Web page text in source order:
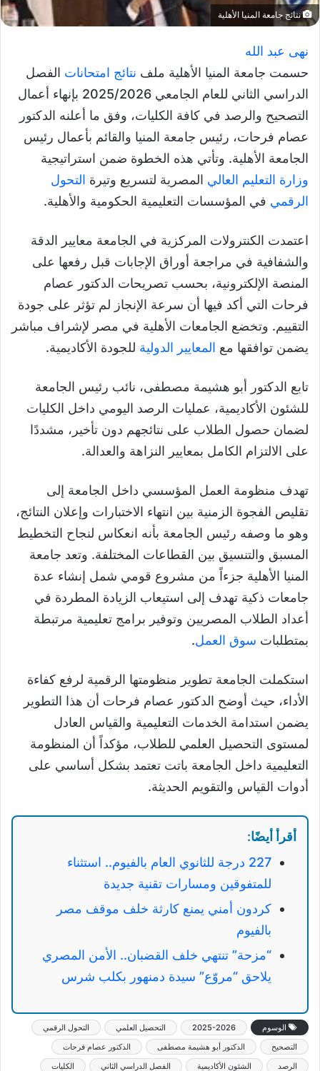
نتائج جامعة المنيا الأهلية
نهى عبد الله
حسمت جامعة المنيا الأهلية ملف نتائج امتحانات الفصل
الدراسي الثاني للعام الجامعي 2025/2026 بإنهاء أعمال
التصحيح والرصد في كافة الكليات، وفق ما أعلنه الدكتور
عصام فرحات، رئيس جامعة المنيا والقائم بأعمال رئيس
الجامعة الأهلية. وتأتي هذه الخطوة ضمن استراتيجية
وزارة التعليم العالي المصرية لتسريع وتيرة التحول
الرقمي في المؤسسات التعليمية الحكومية والأهلية.
اعتمدت الكنترولات المركزية في الجامعة معايير الدقة
والشفافية في مراجعة أوراق الإجابات قبل رفعها على
المنصة الإلكترونية، بحسب تصريحات الدكتور عصام
فرحات التي أكد فيها أن سرعة الإنجاز لم تؤثر على جودة
التقييم. وتخضع الجامعات الأهلية في مصر لإشراف مباشر
يضمن توافقها مع المعايير الدولية للجودة الأكاديمية.
تابع الدكتور أبو هشيمة مصطفى، نائب رئيس الجامعة
للشئون الأكاديمية، عمليات الرصد اليومي داخل الكليات
لضمان حصول الطلاب على نتائجهم دون تأخير، مشددًا
على الالتزام الكامل بمعايير النزاهة والعدالة.
تهدف منظومة العمل المؤسسي داخل الجامعة إلى
تقليص الفجوة الزمنية بين انتهاء الاختبارات وإعلان النتائج،
وهو ما وصفه رئيس الجامعة بأنه انعكاس لنجاح التخطيط
المسبق والتنسيق بين القطاعات المختلفة. وتعد جامعة
المنيا الأهلية جزءاً من مشروع قومي شمل إنشاء عدة
جامعات ذكية تهدف إلى استيعاب الزيادة المطردة في
أعداد الطلاب المصريين وتوفير برامج تعليمية مرتبطة
بمتطلبات سوق العمل.
استكملت الجامعة تطوير منظومتها الرقمية لرفع كفاءة
الأداء، حيث أوضح الدكتور عصام فرحات أن هذا التطوير
يضمن استدامة الخدمات التعليمية والقياس العادل
لمستوى التحصيل العلمي للطلاب، مؤكداً أن المنظومة
التعليمية داخل الجامعة باتت تعتمد بشكل أساسي على
أدوات القياس والتقويم الحديثة.
أقرأ أيضًا:
227 درجة للثانوي العام بالفيوم.. استثناء
للمتفوقين ومسارات تقنية جديدة
كردون أمني يمنع كارثة خلف موقف مصر
بالفيوم
“مزحة” تنتهي خلف القضبان.. الأمن المصري
يلاحق “مروّع” سيدة دمنهور بكلب شرس
الوسوم 2025-2026 التحصيل العلمي
التحول الرقمي
التصحيح
الدكتور أبو هشيمة مصطفى
الدكتور عصام فرحات
الرصد
الشئون الأكاديمية الفصل الدراسي الثاني الكليات